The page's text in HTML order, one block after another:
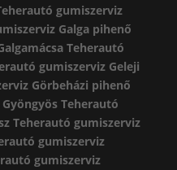
gumiszerviz
Galga pihenő
Teherautó
gumiszerviz Geleji
Görbeházi pihenő
Teherautó
Teherautó gumiszerviz
gumiszerviz
gumiszerviz